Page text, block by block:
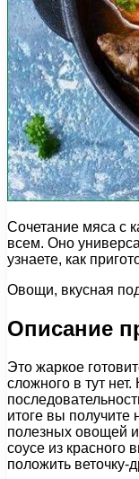
Сочетание мяса с
всем. Оно
узнаете, как
Овощи, вкусная
Описание
Это жаркое
сложного в тут
итоге вы получите
полезных овощей
соусе из красного
положить веточку-